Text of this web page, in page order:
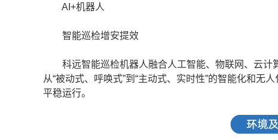
AI+机器人
智能巡检增安提效
科远智能巡检机器人融合人工智能、物联网、云计
从“被动式、呼唤式”到“主动式、实时性”的智能化和
平稳运行。